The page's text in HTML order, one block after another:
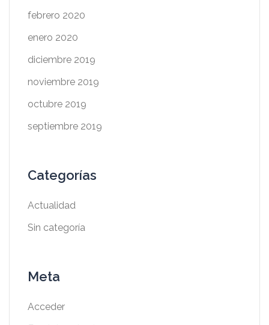
febrero 2020
enero 2020
diciembre 2019
noviembre 2019
octubre 2019
septiembre 2019
Categorías
Actualidad
Sin categoría
Meta
Acceder